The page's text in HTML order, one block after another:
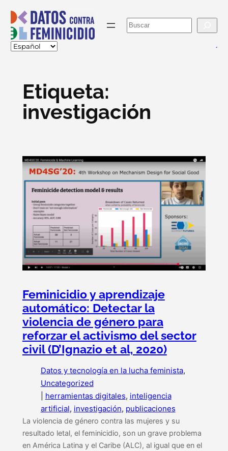
Skip
content
Buscar
Etiqueta:
investigación
Feminicidio y aprendizaje
automático: Detectar la
violencia de género para
reforzar el activismo del sector
civil (D’Ignazio et al, 2020)
Datos y tecnología en la lucha feminista
Uncategorized
herramientas digitales, inteligencia
artificial, investigación, publicaciones
La violencia de género contra las mujeres y su
resultado letal, el feminicidio, son un grave problema
en América Latina y el Caribe (ALC), al igual que en el